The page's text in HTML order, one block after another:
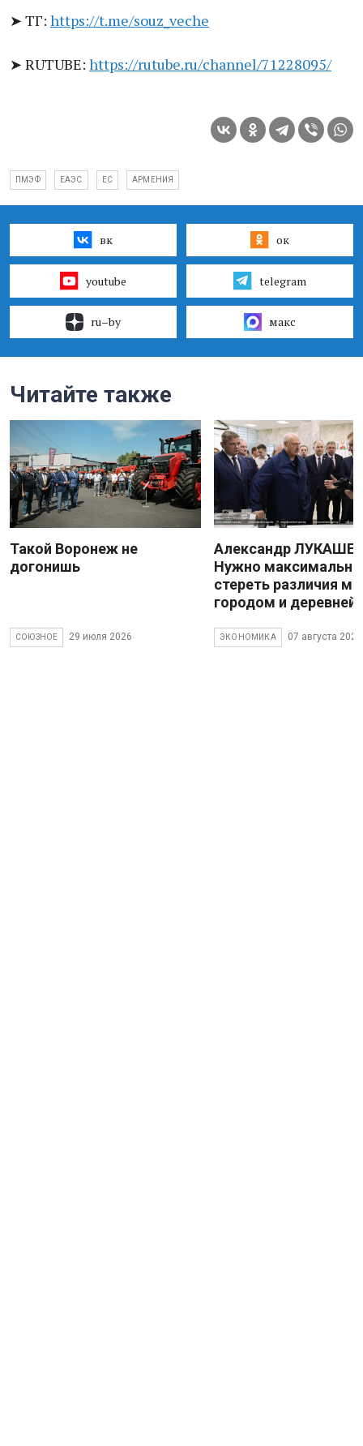
➤ ТГ: https://t.me/souz_veche
➤ RUTUBE: https://rutube.ru/channel/71228095/
ПМЭФ ЕАЭС ЕС АРМЕНИЯ
вк ок
youtube telegram
ru–by макс
Читайте также
Такой Воронеж не
догонишь
СОЮЗНОЕ 29 июля 2026
Александр
Нужно максимально
стереть различия
городом и деревней
ЭКОНОМИКА 07 августа 2026